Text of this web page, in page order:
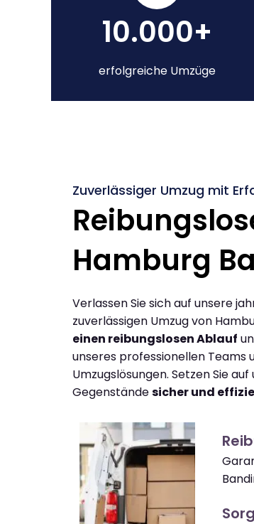
10.000+
erfolgreiche Umzüge
Zuverlässiger Umzug mit
Hamburg
Verlassen Sie sich auf unsere
zuverlässigen Umzug von
einen reibungslosen Ablauf
unseres professionellen
Umzugslösungen. Setzen Sie
Gegenständesicher und